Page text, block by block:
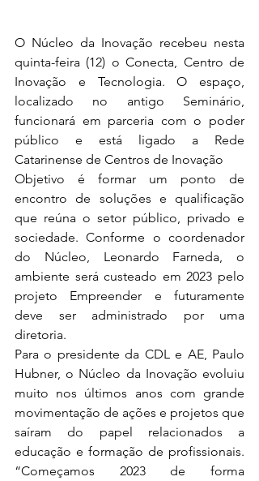
O Núcleo da Inovação recebeu nesta
quinta-feira (12) o Conecta, Centro de
Inovação e Tecnologia. O espaço,
localizado no antigo Seminário,
funcionará em parceria com o poder
público e está ligado a Rede
Catarinense de Centros de Inovação
Objetivo é formar um ponto de
encontro de soluções e qualificação
que reúna o setor público, privado e
sociedade. Conforme o coordenador
do Núcleo, Leonardo Farneda, o
ambiente será custeado em 2023 pelo
projeto Empreender e futuramente
deve ser administrado por uma
diretoria.
Para o presidente da CDL e AE, Paulo
Hubner, o Núcleo da Inovação evoluiu
muito nos últimos anos com grande
movimentação de ações e projetos que
saíram do papel relacionados a
educação e formação de profissionais.
“Começamos 2023 de forma